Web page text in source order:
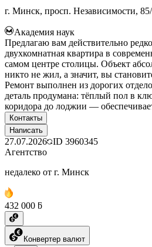
г. Минск, просп. Независимости,
Академия наук
Предлагаю вам действительно
двухкомнатная квартира в
самом центре столицы. Объект
никто не жил, а значит, вы
Ремонт выполнен из дорогих
деталь продумана: тёплый пол в
коридора до лоджии —
Контакты
Написать
27.07.2026 ID 3960345
Агентство
недалеко от г. Минск
432 000 ƃ
Конвертер валют